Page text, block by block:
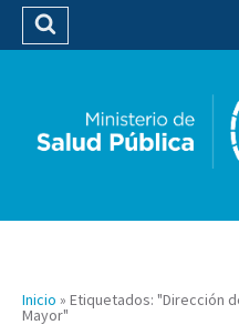
Buscar
Inicio » Etiquetados: "Dirección
Mayor"